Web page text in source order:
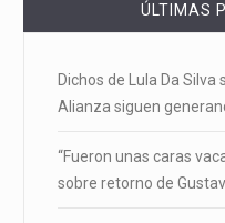
ÚLTIMAS
Dichos de Lula Da Silva
Alianza siguen
“Fueron unas caras
sobre retorno de